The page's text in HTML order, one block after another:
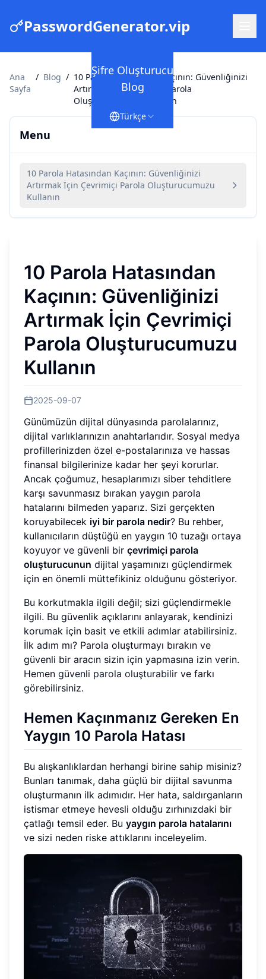
PasswordGenerator.vip
Şifre Oluşturucu
Blog
Türkçe
Ana
Sayfa
/ Blog / 10 Parola Hatasından Kaçının: Güvenliğinizi
Artırmak İçin Çevrimiçi Parola
Oluşturucumuzu Kullanın
Menu
10 Parola Hatasından Kaçının: Güvenliğinizi
Artırmak İçin Çevrimiçi Parola Oluşturucumuzu
Kullanın
10 Parola Hatasından
Kaçının: Güvenliğinizi
Artırmak İçin Çevrimiçi
Parola Oluşturucumuzu
Kullanın
2025-09-07
Günümüzün dijital dünyasında parolalarınız,
dijital varlıklarınızın anahtarlarıdır. Sosyal medya
profillerinizden özel e-postalarınıza ve hassas
finansal bilgilerinize kadar her şeyi korurlar.
Ancak çoğumuz, hesaplarımızı siber tehditlere
karşı savunmasız bırakan yaygın parola
hatalarını bilmeden yaparız. Sizi gerçekten
koruyabilecek iyi bir parola nedir? Bu rehber,
kullanıcıların düştüğü en yaygın 10 tuzağı ortaya
koyuyor ve güvenli bir çevrimiçi parola
oluşturucunun dijital yaşamınızı güçlendirmek
için en önemli müttefikiniz olduğunu gösteriyor.
Bu korkutmakla ilgili değil; sizi güçlendirmekle
ilgili. Bu güvenlik açıklarını anlayarak, kendinizi
korumak için basit ve etkili adımlar atabilirsiniz.
İlk adım mı? Parola oluşturmayı bırakın ve
güvenli bir aracın sizin için yapmasına izin verin.
Hemen güvenli parola oluşturabilir ve farkı
görebilirsiniz.
Hemen Kaçınmanız Gereken En
Yaygın 10 Parola Hatası
Bu alışkanlıklardan herhangi birine sahip misiniz?
Bunları tanımak, daha güçlü bir dijital savunma
oluşturmanın ilk adımıdır. Her hata, saldırganların
istismar etmeye hevesli olduğu zırhınızdaki bir
çatlağı temsil eder. Bu yaygın parola hatalarını
ve sizi neden riske attıklarını inceleyelim.